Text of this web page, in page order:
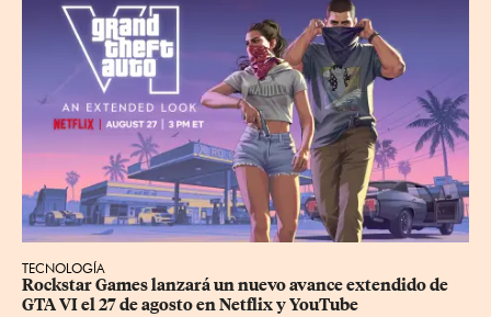
TECNOLOGÍA
Rockstar Games lanzará un nuevo avance extendido de
GTA VI el 27 de agosto en Netflix y YouTube